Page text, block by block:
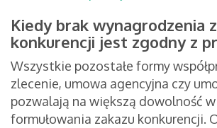
Kiedy brak wynagrodzenia
konkurencji jest zgodny z
Wszystkie pozostałe formy
zlecenie, umowa agencyjna czy
pozwalają na większą dowolność
formułowania zakazu konkurencji.